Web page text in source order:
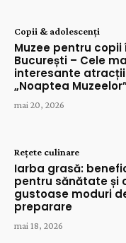
Copii & adolescenți
Muzee pentru copii
București – Cele
interesante
„Noaptea
mai 20, 2026
Rețete culinare
Iarba grasă:
pentru sănătate și
gustoase moduri
preparare
mai 18, 2026